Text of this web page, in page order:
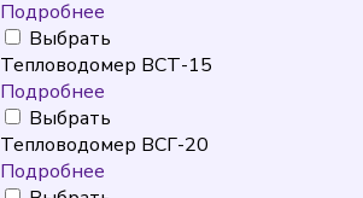
Подробнее
Выбрать
Тепловодомер ВСТ-15
Подробнее
Выбрать
Тепловодомер ВСГ-20
Подробнее